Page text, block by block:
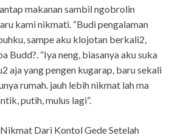
makanan sambil ngobrolin
kami nikmati. “Budi pengalaman
sampe aku klojotan berkali2,
Budd?. “Iya neng, biasanya aku suka
aja yang pengen kugarap, baru sekali
rumah. jauh lebih nikmat lah ma
putih, mulus lagi”.
Dari Kontol Gede Setelah